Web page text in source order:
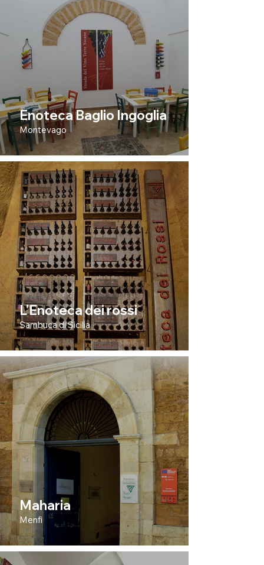
Enoteca Baglio Ingoglia
Montevago
L'Enoteca dei rossi
Sambuca di Sicilia
Maharia
Menfi